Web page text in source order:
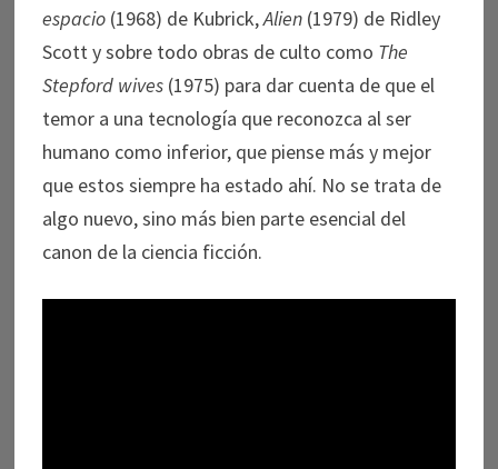
espacio(1968) de Kubrick,Alien (1979) de Ridley
Scott y sobre todo obras de culto como The
Stepford wives(1975) para dar cuenta de que el
temor a una tecnología que reconozca al ser
humano como inferior, que piense más y mejor
que estos siempre ha estado ahí. No se trata de
algo nuevo, sino más bien parte esencial del
canon de la ciencia ficción.